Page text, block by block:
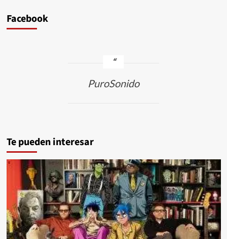
Facebook
PuroSonido
Te pueden interesar